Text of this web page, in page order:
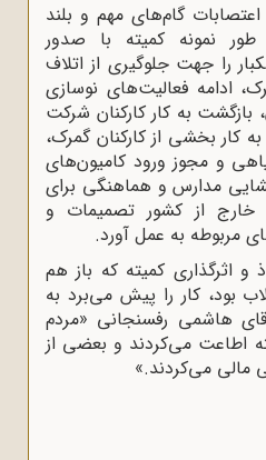
گام‌های مهم و بلند
نمونه کمیته با صدور
را جهت‌ جلوگیری‌ از اتلاف‌
ادامه‌‌ فعالیت‌های‌ نوسازی
بازگشت‌ به‌ کار کارکنان‌ شرکت‌
کار بخشی‌ از کارکنان‌ گمرک،
و مجوز ورود کامیون‌های‌
مدارس و هماهنگی‌ برای
خارج‌ از کشور تصمیمات‌ و
‌مربوطه‌ به‌ عمل‌ آورد.
اثرگذاری کمیته که باز هم
بود، کار را پیش می‌برد به
هاشمی رفسنجانی «مردم
اطاعت مى‌کردند و بعضى از
مالى مى‌کردند.»